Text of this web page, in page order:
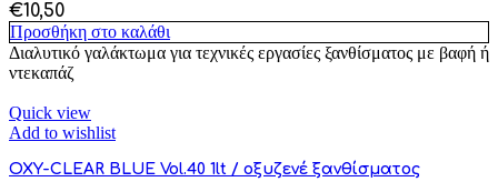
€10,50
Προσθήκη στο καλάθι
Διαλυτικό γαλάκτωμα για τεχνικές εργασίες ξανθίσματος με βαφή ή
ντεκαπάζ
Quick view
Add to wishlist
OXY-CLEAR BLUE Vol.40 1lt / οξυζενέ ξανθίσματος